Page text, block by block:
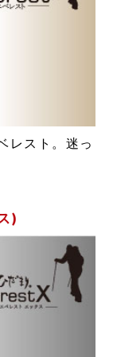
レスト。迷っ
)